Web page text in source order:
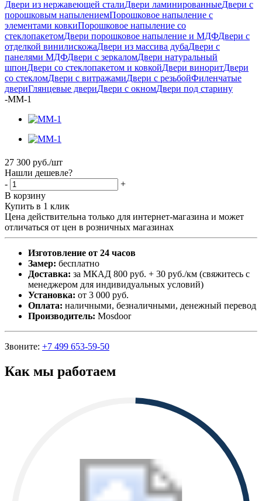
Двери из нержавеющей сталиДвери ламинированныеДвери с
порошковым напылениемПорошковое напыление с
элементами ковкиПорошковое напыление со
стеклопакетомДвери порошковое напыление и МДФДвери с
отделкой винилискожаДвери из массива дубаДвери с
панелями МДФДвери с зеркаломДвери натуральный
шпонДвери со стеклопакетом и ковкойДвери виноритДвери
со стекломДвери с витражамиДвери с резьбойФиленчатые
двериГлянцевые двериДвери с окномДвери под старину
-ММ-1
27 300 руб./шт
Нашли дешевле?
-
+
В корзину
Купить в 1 клик
Цена действительна только для интернет-магазина и может
отличаться от цен в розничных магазинах
Изготовление от 24 часов
Замер: бесплатно
Доставка: за МКАД 800 руб. + 30 руб./км (свяжитесь с
менеджером для индивидуальных условий)
Установка: от 3 000 руб.
Оплата: наличными, безналичными, денежный перевод
Производитель: Mosdoor
Звоните: +7 499 653-59-50
Как мы работаем